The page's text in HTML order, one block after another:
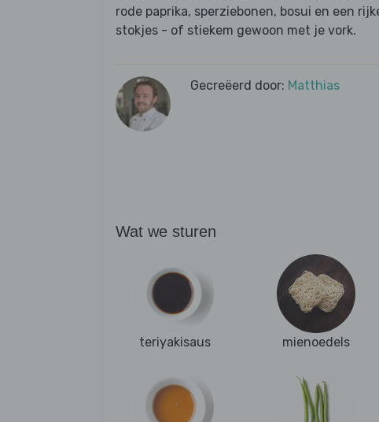
rode paprika, sperziebonen, bosui en een
stokjes - of stiekem gewoon met je vork.
Gecreëerd door: Matthias
Wat we sturen
teriyakisaus mienoedels